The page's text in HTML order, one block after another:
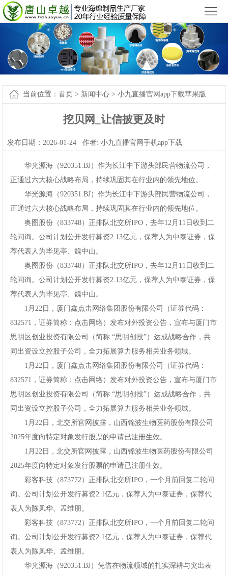
您好，欢迎来到 小九直播官网app下载苹果版_小九直播官网手机app下载
首
品
新
九
我
系
网
当前位置：首页 > 新闻中心 >小九直播官网app下载苹果版
挖贝网_让信披更及时
发布日期：2026-01-24作者:小九直播官网手机app下载
华光源海（920351.BJ）作为长江中下游头部民营物流公司，
正通过六大核心战略布局，持续巩固其在行业内的领先地位。
华光源海（920351.BJ）作为长江中下游头部民营物流公司，
正通过六大核心战略布局，持续巩固其在行业内的领先地位。
奥图股份（833748）正排队北交所IPO，去年12月11日收到二
轮问询。公司计划公开发行募资2.13亿元，保荐人为中泰证券，保
荐代表人为毕见亭、魏中山。
奥图股份（833748）正排队北交所IPO，去年12月11日收到二
轮问询。公司计划公开发行募资2.13亿元，保荐人为中泰证券，保
荐代表人为毕见亭、魏中山。
1月22日，厦门鑫点击网络集团股份有限公司（证券代码：
832571，证券简称：点击网络）发布对外投资公告，宣布与厦门市
思明区创业投资有限公司（简称“思明创投”）达成战略合作，共
同出资设立控股子公司，全力拓展算力服务相关业务领域。
1月22日，厦门鑫点击网络集团股份有限公司（证券代码：
832571，证券简称：点击网络）发布对外投资公告，宣布与厦门市
思明区创业投资有限公司（简称“思明创投”）达成战略合作，共
同出资设立控股子公司，全力拓展算力服务相关业务领域。
1月22日，北交所官网披露，山西锦波生物医药股份有限公司
2025年度向特定对象发行股票的申请已注册生效。
1月22日，北交所官网披露，山西锦波生物医药股份有限公司
2025年度向特定对象发行股票的申请已注册生效。
彩客科技（873772）正排队北交所IPO，一个月前回复二轮问
询。公司计划公开发行募资2.1亿元，保荐人为中泰证券，保荐代
表人为陈凤华、孟维朋。
彩客科技（873772）正排队北交所IPO，一个月前回复二轮问
询。公司计划公开发行募资2.1亿元，保荐人为中泰证券，保荐代
表人为陈凤华、孟维朋。
华光源海（920351.BJ）凭借在物流领域的扎实深耕与突出表